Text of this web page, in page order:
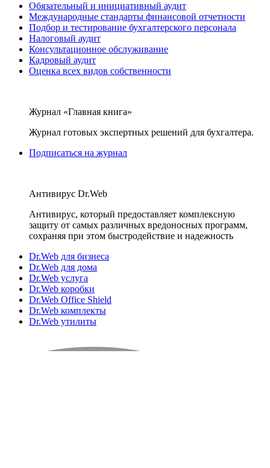
Обязательный и инициативный аудит
Международные стандарты финансовой отчетности
Подбор и тестирование бухгалтерского персонала
Налоговый аудит
Консультационное обслуживание
Кадровый аудит
Оценка всех видов собственности
Журнал «Главная книга»
Журнал готовых экспертных решений для бухгалтера.
Подписаться на журнал
Антивирус Dr.Web
Антивирус, который предоставляет комплексную
защиту от самых различных вредоносных программ,
сохраняя при этом быстродействие и надежность
Dr.Web для бизнеса
Dr.Web для дома
Dr.Web услуга
Dr.Web коробки
Dr.Web Office Shield
Dr.Web комплекты
Dr.Web утилиты